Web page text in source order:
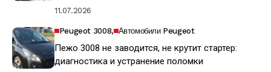
11.07.2026
Peugeot 3008 Автомобили Peugeot
Пежо 3008 не заводится, не крутит стартер:
диагностика и устранение поломки